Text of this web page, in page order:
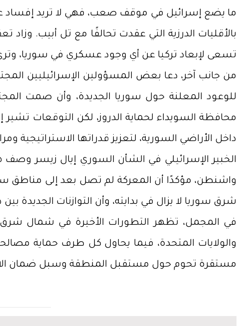
ما يضع إسرائيل في موقف صعب، فهي لا تريد إفساد
بالأقليات الدرزية التي عقدت تحالفًا مع تل أبيب.
تسعى لإبعاد تركيا عن أي وجود عسكري في سوريا،
من جانب آخر، دعا بعض المسؤولين الإسرائيليين
للوعود المعلنة حول سوريا الجديدة، وأن صمت
محافظة السويداء لحماية الدروز، لكن التوقعات
داخل الأراضي السورية، لتعزيز قدراتها الاستراتيجية
الخبير الإسرائيلي في الشأن السوري إيال زيسر
واشنطن، مؤكدًا أن المعركة لم تصل بعد إلى مناطق
شرق سوريا لا يزال في بدايته، وأن التوازنات
في المجمل، تظهر التطورات الأخيرة في شمال شرق
والولايات المتحدة، فيما يحاول كل طرف حماية
مستقرة تحوم حول مستقبل المنطقة وسبل ضمان